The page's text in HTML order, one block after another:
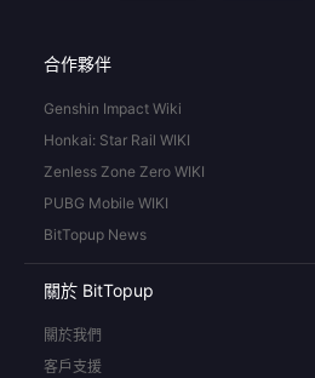
合作夥伴
Genshin Impact Wiki
Honkai: Star Rail WIKI
Zenless Zone Zero WIKI
PUBG Mobile WIKI
BitTopup News
關於 BitTopup
關於我們
客戶支援